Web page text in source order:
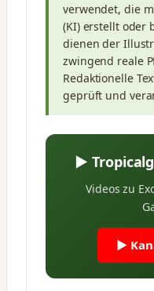
verwendet, die
(KI) erstellt oder
dienen der
zwingend reale
Redaktionelle
geprüft und
▶
Videos zu
▶